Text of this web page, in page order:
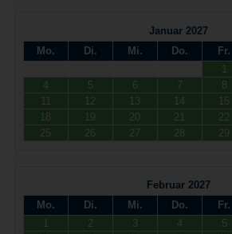
Januar 2027
Mo.
Di. Mi. Do. Fr.
1
4
5 6 7 8
11
12 13 14 15
18
19 20 21 22
25
26 27 28 29
Februar 2027
Mo.
Di. Mi. Do. Fr.
1
2 3 4 5